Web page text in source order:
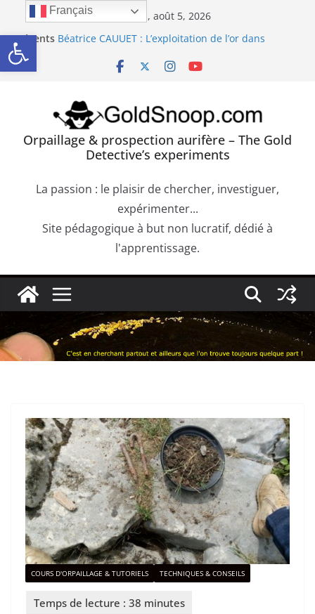
Ouvrir la barre d’outils
Passer
contenu
mercredi, août 5, 2026
Récents
:
Orpaillage : chercher de l’or dans les dépôts sur le
Béatrice CAUUET : L’exploitation de l’or dans
confirmer la présence d’or dans une roche
aurifère ?
Trouver de l’or sur les failles du bedrock dans les
dépôts aurifères et les moquettes de racines
Orpaillage : chercher de l’or dans les alluvions
Orpaillage & prospection aurifère – The Gold
Detective’s experiments
La passion : le plaisir de chercher, investiguer,
expérimenter...
Site pédagogique à but non lucratif, dédié à
l'apprentissage.
COURS D'ORPAILLAGE & TUTORIELS TECHNIQUES & CONSEILS
Français